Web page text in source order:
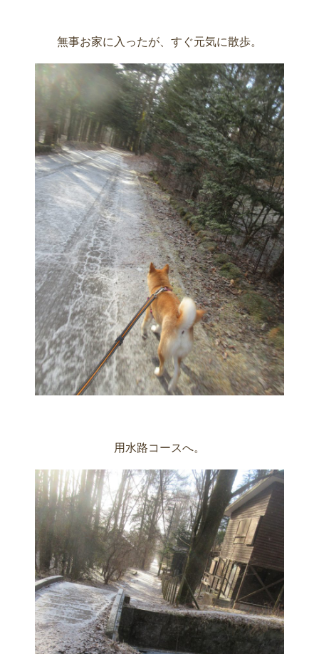
無事お家に入ったが、すぐ元気に散歩。
用水路コースへ。